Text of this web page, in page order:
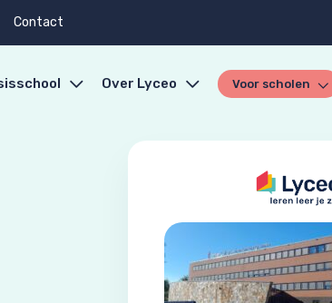
Contact
Over Lyceo Voor scholen